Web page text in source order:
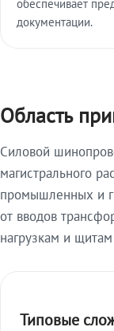
документации.
Область
Силовой
магистрального
промышленных и
от вводов
нагрузкам и
Типовые